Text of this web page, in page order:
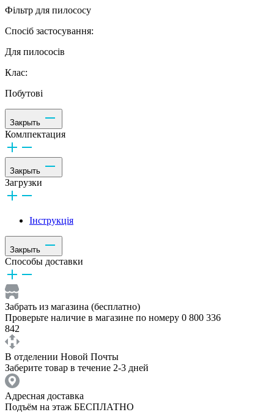
Фільтр для пилососу
Спосіб застосування:
Для пилососів
Клас:
Побутові
Закрыть
Комлпектация
Закрыть
Загрузки
Інструкція
Закрыть
Способы доставки
Забрать из магазина (бесплатно)
Проверьте наличие в магазине по номеру 0 800 336
842
В отделении Новой Почты
Заберите товар в течение 2-3 дней
Адресная доставка
Подъём на этаж БЕСПЛАТНО